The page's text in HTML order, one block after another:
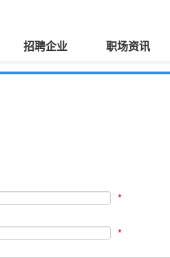
招聘企业 职场资讯
*
*